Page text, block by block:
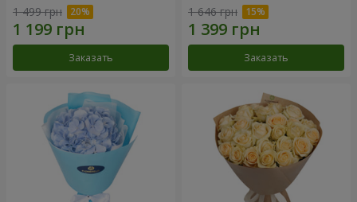
1 499 грн
Заказать
1 646 грн
Заказать